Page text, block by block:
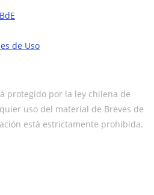
de Uso
protegido por la ley chilena de
uso del material de Breves de
está estrictamente prohibida.